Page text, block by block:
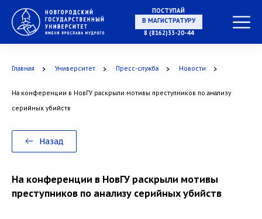
ПОСТУПАЙ
НА СПЕЦИАЛИТЕТ
В МАГИСТРАТУРУ
8 (8162)33-20-44
Главная Университет Пресс-служба Новости
На конференции в НовГУ раскрыли мотивы преступников по анализу
серийных убийств
Назад
На конференции в НовГУ раскрыли мотивы
преступников по анализу серийных убийств